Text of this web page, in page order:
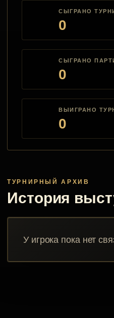
СЫГРАНО
0
СЫГРАНО
0
ВЫИГРАНО
0
ТУРНИРНЫЙ АРХИВ
История
У игрока пока нет